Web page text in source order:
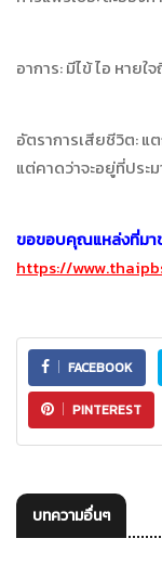
อาการ: มีไข้ ไอ หาย
อัตราการเสียชีวิต: แ
แต่คาดว่าจะอยู่ที่ประ
ขอขอบคุณแหล่งที่มา
https://
FACEBOOK
PINTEREST
บทความอื่นๆ